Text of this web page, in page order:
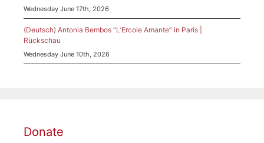
Wednesday June 17th, 2026
(Deutsch) Antonia Bembos “L’Ercole Amante” in Paris |
Rückschau
Wednesday June 10th, 2026
Donate